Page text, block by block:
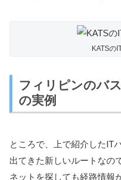
KATSの
フィリピンのバ
の実例
ところで、上で紹介したIT
出てきた新しいルートなの
ネットを探しても経路情報